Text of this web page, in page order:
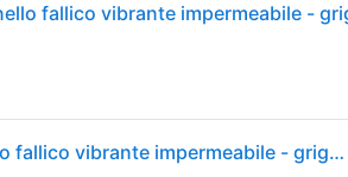
Satisfyer Power Ring - anello fallico vibrante impermeabile - grigio